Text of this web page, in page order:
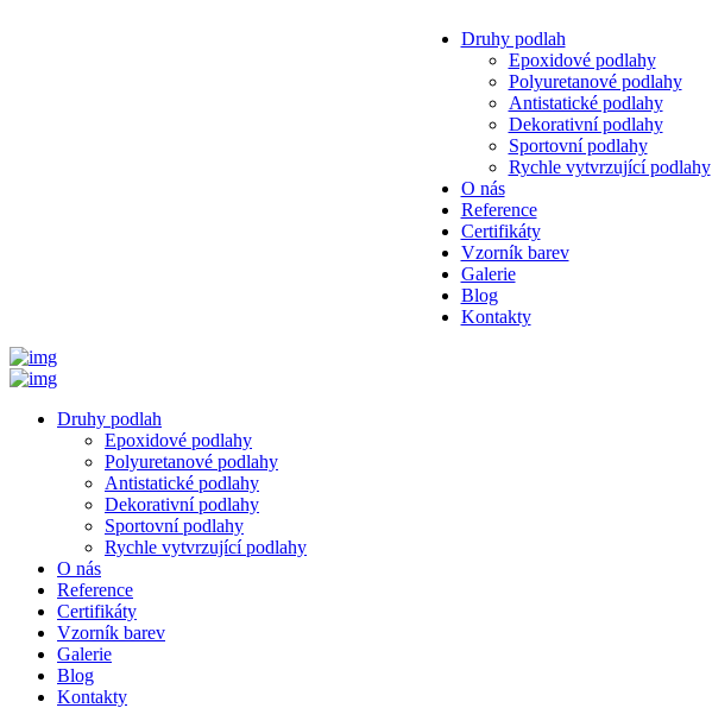
Druhy podlah
Epoxidové podlahy
Polyuretanové podlahy
Antistatické podlahy
Dekorativní podlahy
Sportovní podlahy
Rychle vytvrzující podlahy
O nás
Reference
Certifikáty
Vzorník barev
Galerie
Blog
Kontakty
Druhy podlah
Epoxidové podlahy
Polyuretanové podlahy
Antistatické podlahy
Dekorativní podlahy
Sportovní podlahy
Rychle vytvrzující podlahy
O nás
Reference
Certifikáty
Vzorník barev
Galerie
Blog
Kontakty